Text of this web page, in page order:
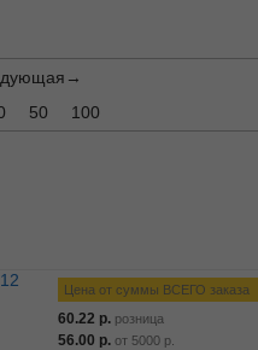
50 100
Цена от суммы ВСЕГО заказа
60.22 р. розница
56.00 р. от 5000 р.